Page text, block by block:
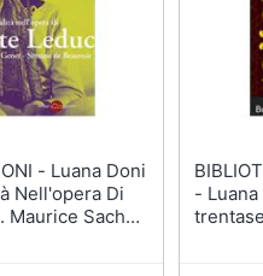
Doni
Nell'opera Di
Maurice Sachs,
- Luana Ravecca - La